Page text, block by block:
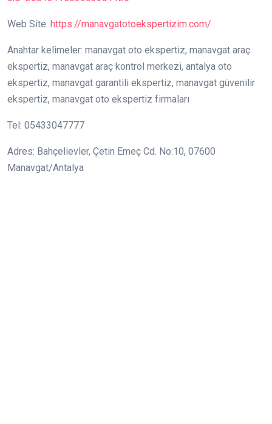
Web Site: https://manavgatotoekspertizim.com/
Anahtar kelimeler: manavgat oto ekspertiz, manavgat araç
ekspertiz, manavgat araç kontrol merkezi, antalya oto
ekspertiz, manavgat garantili ekspertiz, manavgat güvenilir
ekspertiz, manavgat oto ekspertiz firmaları
Tel: 05433047777
Adres: Bahçelievler, Çetin Emeç Cd. No:10, 07600
Manavgat/Antalya